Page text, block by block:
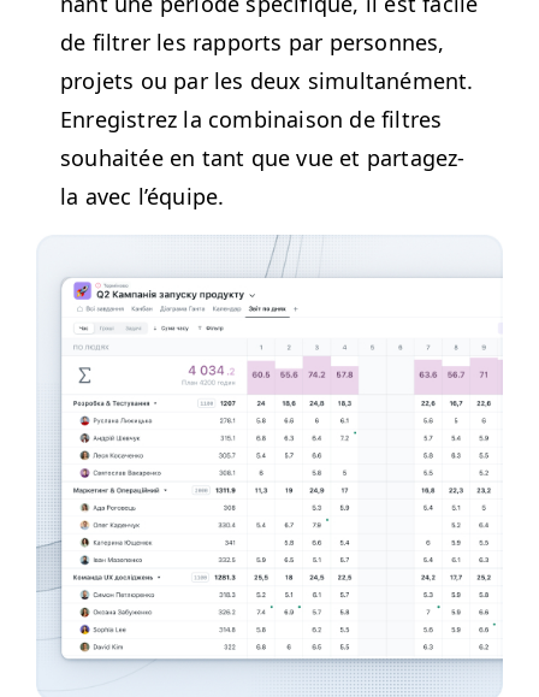
de fil­tr­er les rap­ports par per­son­nes,
pro­jets ou par les deux simul­tané­ment.
Enreg­istrez la com­bi­nai­son de fil­tres
souhaitée en tant que vue et partagez-
la avec l’équipe.